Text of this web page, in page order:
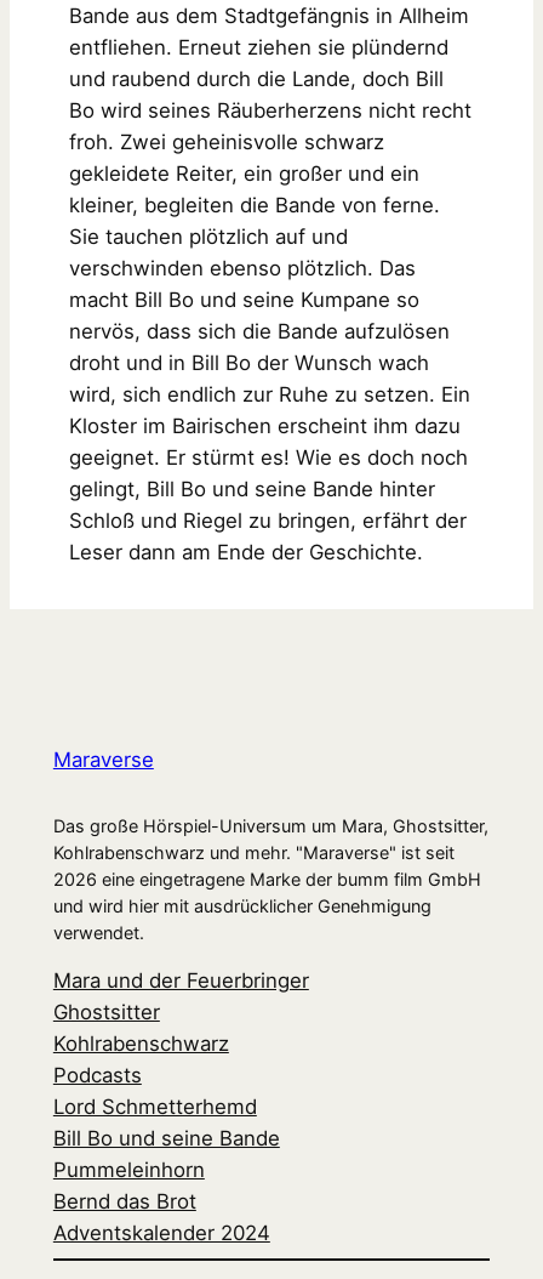
Bande aus dem Stadtgefängnis in Allheim
entfliehen. Erneut ziehen sie plündernd
und raubend durch die Lande, doch Bill
Bo wird seines Räuberherzens nicht recht
froh. Zwei geheinisvolle schwarz
gekleidete Reiter, ein großer und ein
kleiner, begleiten die Bande von ferne.
Sie tauchen plötzlich auf und
verschwinden ebenso plötzlich. Das
macht Bill Bo und seine Kumpane so
nervös, dass sich die Bande aufzulösen
droht und in Bill Bo der Wunsch wach
wird, sich endlich zur Ruhe zu setzen. Ein
Kloster im Bairischen erscheint ihm dazu
geeignet. Er stürmt es! Wie es doch noch
gelingt, Bill Bo und seine Bande hinter
Schloß und Riegel zu bringen, erfährt der
Leser dann am Ende der Geschichte.
Maraverse
Das große Hörspiel-Universum um Mara, Ghostsitter,
Kohlrabenschwarz und mehr. "Maraverse" ist seit
2026 eine eingetragene Marke der bumm film GmbH
und wird hier mit ausdrücklicher Genehmigung
verwendet.
Mara und der Feuerbringer
Ghostsitter
Kohlrabenschwarz
Podcasts
Lord Schmetterhemd
Bill Bo und seine Bande
Pummeleinhorn
Bernd das Brot
Adventskalender 2024